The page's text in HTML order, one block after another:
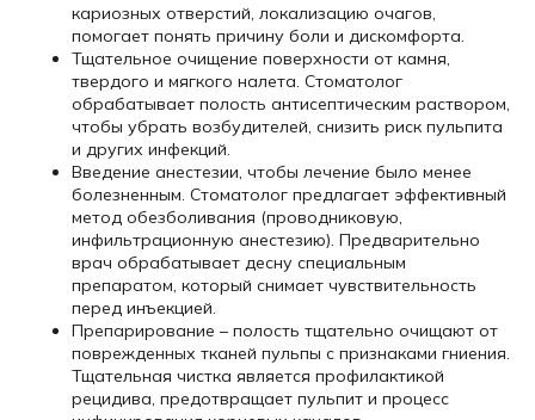
кариозных отверстий, локализацию очагов,
помогает понять причину боли и дискомфорта.
Тщательное очищение поверхности от камня,
твердого и мягкого налета. Стоматолог
обрабатывает полость антисептическим раствором,
чтобы убрать возбудителей, снизить риск пульпита
и других инфекций.
Введение анестезии, чтобы лечение было менее
болезненным. Стоматолог предлагает эффективный
метод обезболивания (проводниковую,
инфильтрационную анестезию). Предварительно
врач обрабатывает десну специальным
препаратом, который снимает чувствительность
перед инъекцией.
Препарирование – полость тщательно очищают от
поврежденных тканей пульпы с признаками гниения.
Тщательная чистка является профилактикой
рецидива, предотвращает пульпит и процесс